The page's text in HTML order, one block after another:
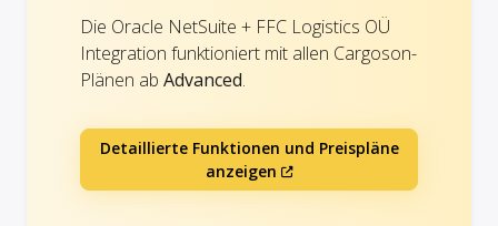
Die Oracle NetSuite + FFC Logistics OÜ
Integration funktioniert mit allen Cargoson-
Plänen ab Advanced.
Detaillierte Funktionen und Preispläne
anzeigen